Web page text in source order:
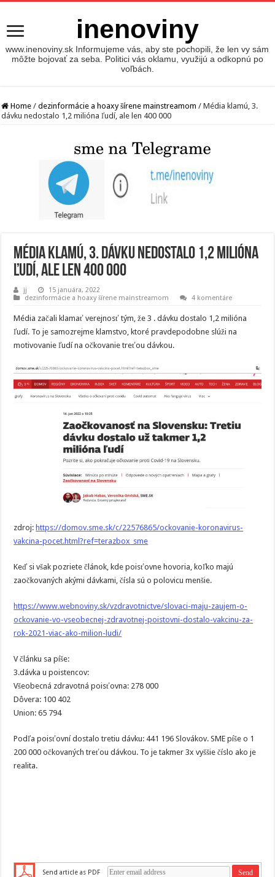
inenoviny
www.inenoviny.sk Informujeme vás, aby ste pochopili, že len vy sám
môžte bojovať za seba. Politici vás oklamu, využijú a odkopnú po
voľbách.
Home / dezinformácie a hoaxy šírene mainstreamom / Média klamú, 3.
dávku nedostalo 1,2 milióna ľudí, ale len 400 000
Média klamú, 3. dávku nedostalo 1,2 milióna
ľudí, ale len 400 000
jj
15 januára, 2022
dezinformácie a hoaxy šírene mainstreamom
4 komentáre
Média začali klamať verejnosť tým, že 3 . dávku dostalo 1,2 milióna
ľudí. To je samozrejme klamstvo, ktoré pravdepodobne slúži na
motivovanie ľudí na očkovanie treťou dávkou.
zdroj: https://domov.sme.sk/c/22576865/ockovanie-koronavirus-
vakcina-pocet.html?ref=terazbox_sme
Keď si však pozriete článok, kde poisťovne hovoria, koľko majú
zaočkovaných akými dávkami, čísla sú o polovicu menšie.
https://www.webnoviny.sk/vzdravotnictve/slovaci-maju-zaujem-o-
ockovanie-vo-vseobecnej-zdravotnej-poistovni-dostalo-vakcinu-za-
rok-2021-viac-ako-milion-ludi/
V článku sa píše:
3.dávka u poistencov:
Všeobecná zdravotná poisťovna: 278 000
Dôvera: 100 402
Union: 65 794
Podľa poisťovní dostalo tretiu dávku: 441 196 Slovákov. SME píše o 1
200 000 očkovaných treťou dávkou. To je takmer 3x vyššie číslo ako je
realita.
Send article as PDF